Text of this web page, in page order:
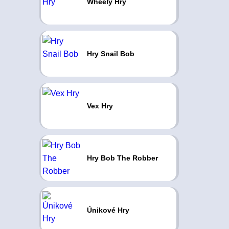
Hry Snail Bob
Vex Hry
Hry Bob The Robber
Únikové Hry